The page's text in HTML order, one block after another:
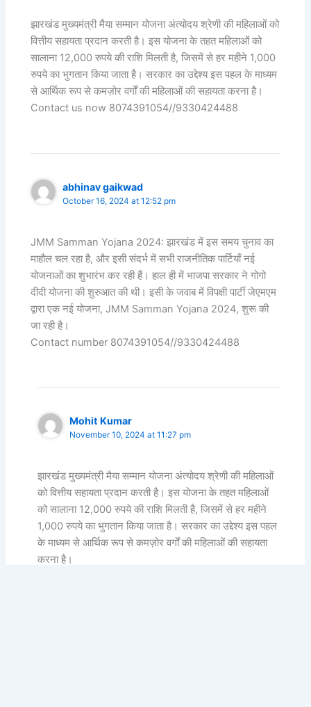
झारखंड मुख्यमंत्री मैया सम्मान योजना अंत्योदय श्रेणी की महिलाओं को
वित्तीय सहायता प्रदान करती है। इस योजना के तहत महिलाओं को
सालाना 12,000 रुपये की राशि मिलती है, जिसमें से हर महीने 1,000
रुपये का भुगतान किया जाता है। सरकार का उद्देश्य इस पहल के माध्यम
से आर्थिक रूप से कमज़ोर वर्गों की महिलाओं की सहायता करना है।
Contact us now 8074391054//9330424488
abhinav gaikwad
October 16, 2024 at 12:52 pm
JMM Samman Yojana 2024: झारखंड में इस समय चुनाव का
माहौल चल रहा है, और इसी संदर्भ में सभी राजनीतिक पार्टियाँ नई
योजनाओं का शुभारंभ कर रही हैं। हाल ही में भाजपा सरकार ने गोगो
दीदी योजना की शुरुआत की थी। इसी के जवाब में विपक्षी पार्टी जेएमएम
द्वारा एक नई योजना, JMM Samman Yojana 2024, शुरू की
जा रही है।
Contact number 8074391054//9330424488
Mohit Kumar
November 10, 2024 at 11:27 pm
झारखंड मुख्यमंत्री मैया सम्मान योजना अंत्योदय श्रेणी की महिलाओं
को वित्तीय सहायता प्रदान करती है। इस योजना के तहत महिलाओं
को सालाना 12,000 रुपये की राशि मिलती है, जिसमें से हर महीने
1,000 रुपये का भुगतान किया जाता है। सरकार का उद्देश्य इस पहल
के माध्यम से आर्थिक रूप से कमज़ोर वर्गों की महिलाओं की सहायता
करना है।